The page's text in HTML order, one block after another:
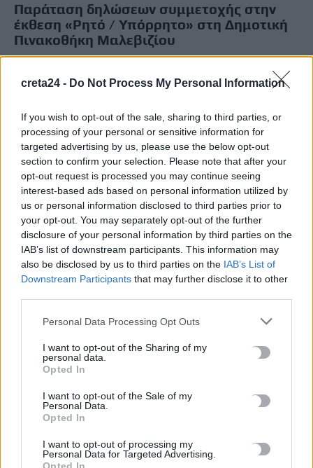
creta24 - Do Not Process My Personal Information
If you wish to opt-out of the sale, sharing to third parties, or
processing of your personal or sensitive information for
targeted advertising by us, please use the below opt-out
section to confirm your selection. Please note that after your
opt-out request is processed you may continue seeing
interest-based ads based on personal information utilized by
us or personal information disclosed to third parties prior to
your opt-out. You may separately opt-out of the further
disclosure of your personal information by third parties on the
IAB’s list of downstream participants. This information may
also be disclosed by us to third parties on the IAB’s List of
Downstream Participants that may further disclose it to other
Personal Data Processing Opt Outs
I want to opt-out of the Sharing of my
personal data.
Opted In
I want to opt-out of the Sale of my
Personal Data.
Opted In
I want to opt-out of processing my
Personal Data for Targeted Advertising.
Παράταση δηλώσεων συμμετοχής στην
έκθεση «Ρητό / Υπόρρητο» στη Δημοτική
Πινακοθήκη Μαλεβιζίου
καλλιτεχνών στην έκθεση «Ρητό / Υπόρρητο» που θα…
ΡΟΗ ΕΙΔΗΣΕΩΝ
Europa League: Εκτός απροόπτου… η ΤΣΣΚΑ Σόφιας θα είναι
η αντίπαλος του ΟΦΗ
7 Αυγούστου, 2026
Τραγωδία στις Σέρρες: Σφοδρή μετωπική σύγκρουση
φορτηγού με αυτοκίνητο – Δύο νεκροί
7 Αυγούστου, 2026
Άγριος θάνατος για διεθνή ποδοσφαιριστή στην Ουγκάντα:
κινητό και χρήματα
7 Αυγούστου, 2026
Υεμένη: 58 στρατιωτικοί νεκροί σε επιθέσεις των Χούθι –
7 Αυγούστου, 2026